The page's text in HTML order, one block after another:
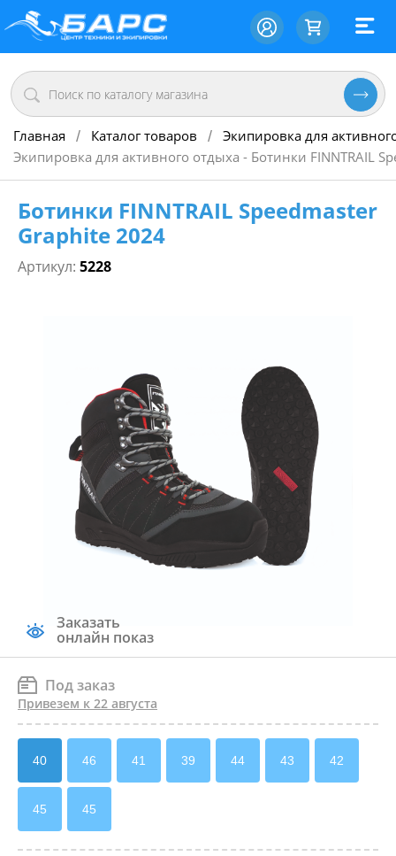
Главная / Каталог товаров / Экипировка для
Экипировка для активного отдыха - Ботинки FINNTRAIL
Ботинки FINNTRAIL Speedmaster
Graphite 2024
Артикул: 5228
Заказать
онлайн показ
Под заказ
Привезем к 22 августа
40 46 41 39 44 43 42
45 45